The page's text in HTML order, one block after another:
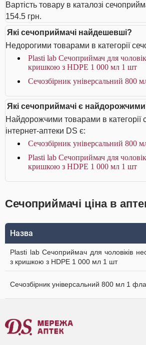
Вартість товару в каталозі
154.5 грн.
Які сечоприймачі найдешевші?
Недорогими товарами в категорії
Plasti lab Сечоприймач для
кришкою з HDPE 1 000 мл 1 шт
Сечозбірник універсальний 800
Які сечоприймачі є
Найдорожчими товарами в категорії
інтернет-аптеки DS є:
Сечозбірник універсальний 800
Plasti lab Сечоприймач для
кришкою з HDPE 1 000 мл 1 шт
Сечоприймачі ціна в
Назва
Plasti lab Сечоприймач для чоловіків
з кришкою з HDPE 1 000 мл 1 шт
Сечозбірник універсальний 800 мл 1